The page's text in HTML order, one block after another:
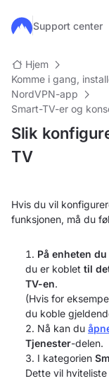
Hopp til hovedinnhold
Support center
Hjem
Komme i gang,
NordVPN-app
Smart-TV-er og
Slik
TV
Hvis du vil
funksjonen, må du
På enheten
du er koblet til
TV-en.
(Hvis for
du koble
Nå kan du
Tjenester-delen.
I kategorien
Dette vil